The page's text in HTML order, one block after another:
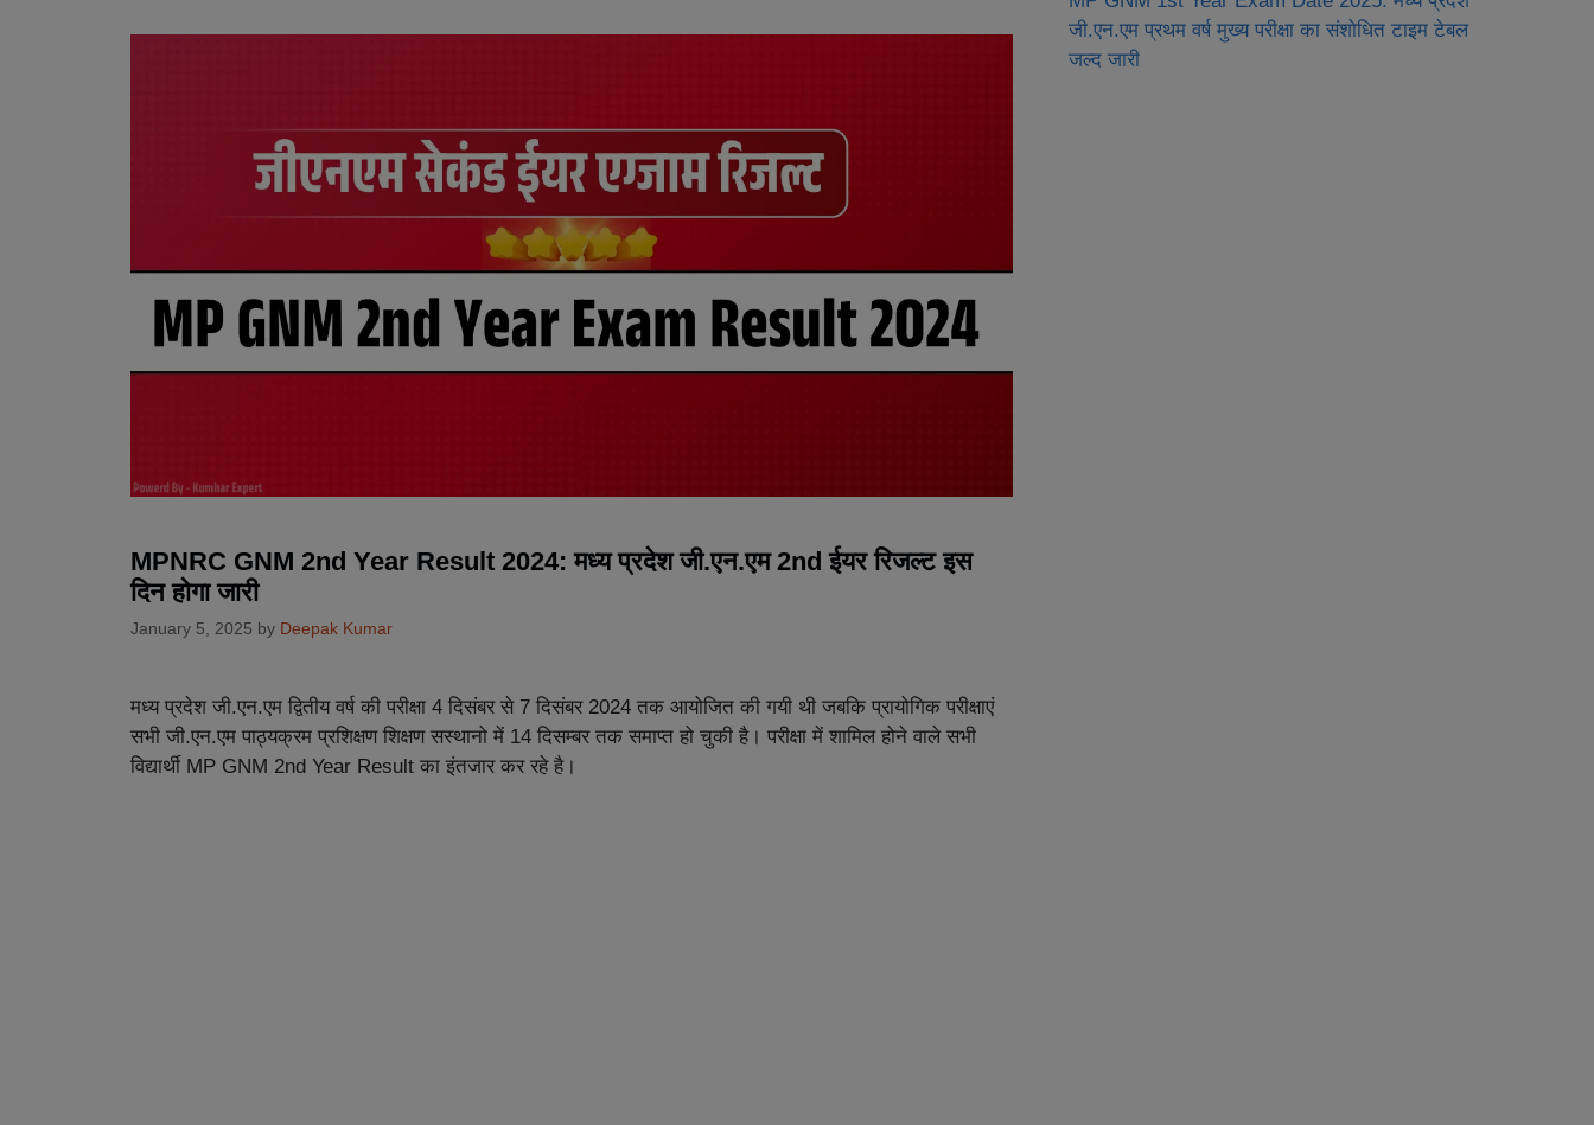
MPNRC GNM 2nd Year Result 2024: मध्य प्रदेश जी.एन.एम 2nd ईयर रिजल्ट इस
दिन होगा जारी
January 5, 2025 by Deepak Kumar
मध्य प्रदेश जी.एन.एम द्वितीय वर्ष की परीक्षा 4 दिसंबर से 7 दिसंबर 2024 तक आयोजित की गयी थी जबकि प्रायोगिक परीक्षाएं
सभी जी.एन.एम पाठ्यक्रम प्रशिक्षण शिक्षण सस्थानो में 14 दिसम्बर तक समाप्त हो चुकी है। परीक्षा में शामिल होने वाले सभी
विद्यार्थी MP GNM 2nd Year Result का इंतजार कर रहे है।
जी.एन.एम प्रथम वर्ष मुख्‍य परीक्षा का संशोधित टाइम टेबल
जल्द जारी